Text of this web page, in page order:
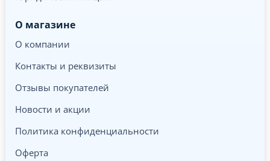
О магазине
О компании
Контакты и реквизиты
Отзывы покупателей
Новости и акции
Политика конфиденциальности
Оферта